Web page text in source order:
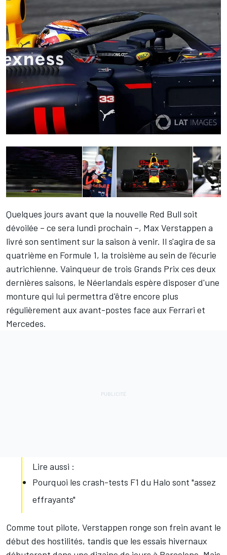
Quelques jours avant que la nouvelle Red Bull soit
dévoilée – ce sera lundi prochain –, Max Verstappen a
livré son sentiment sur la saison à venir. Il s'agira de sa
quatrième en Formule 1, la troisième au sein de l'écurie
autrichienne. Vainqueur de trois Grands Prix ces deux
dernières saisons, le Néerlandais espère disposer d'une
monture qui lui permettra d'être encore plus
régulièrement aux avant-postes face aux Ferrari et
Mercedes.
Lire aussi :
Pourquoi les crash-tests F1 du Halo sont "assez
effrayants"
Comme tout pilote, Verstappen ronge son frein avant le
début des hostilités, tandis que les essais hivernaux